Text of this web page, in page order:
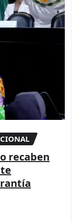
recaben